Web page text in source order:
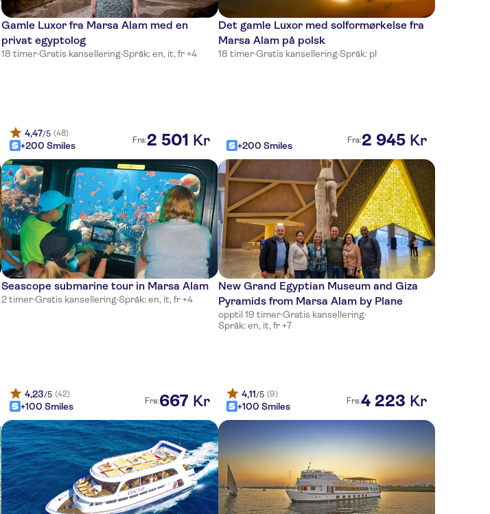
Gamle Luxor fra Marsa Alam med en
privat egyptolog
18 timer·Gratis kansellering·Språk: en, it, fr +4
4,47/5 (48)
+200 Smiles Fra:2 501 Kr
Det gamle Luxor med solformørkelse fra
Marsa Alam på polsk
18 timer·Gratis kansellering·Språk: pl
+200 Smiles Fra:2 945 Kr
Seascope submarine tour in Marsa Alam
2 timer·Gratis kansellering·Språk: en, it, fr +4
4,23/5 (42)
+100 Smiles Fra:667 Kr
New Grand Egyptian Museum and Giza
Pyramids from Marsa Alam by Plane
opptil 19 timer·Gratis kansellering·
Språk: en, it, fr +7
4,11/5 (9)
+100 Smiles Fra:4 223 Kr